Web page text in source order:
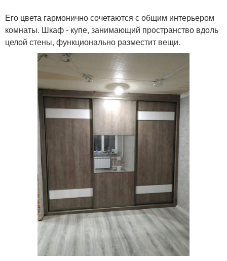
Его цвета гармонично сочетаются с общим интерьером
комнаты. Шкаф - купе, занимающий пространство вдоль
целой стены, функционально разместит вещи.